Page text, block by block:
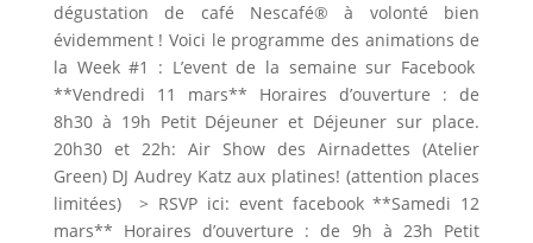
dégustation de café Nescafé® à volonté bien
évidemment ! Voici le programme des animations de
la Week #1 : L’event de la semaine sur Facebook
**Vendredi 11 mars** Horaires d’ouverture : de
8h30 à 19h Petit Déjeuner et Déjeuner sur place.
20h30 et 22h: Air Show des Airnadettes (Atelier
Green) DJ Audrey Katz aux platines! (attention places
limitées) > RSVP ici: event facebook **Samedi 12
mars** Horaires d’ouverture : de 9h à 23h Petit